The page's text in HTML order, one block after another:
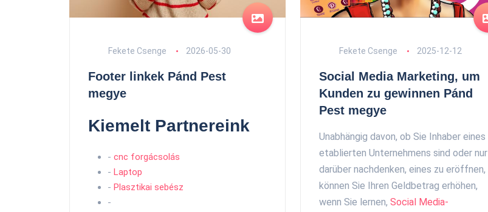
Fekete Csenge 2026-05-30
Footer linkek Pánd Pest
megye
Kiemelt Partnereink
- cnc forgácsolás
- Laptop
- Plasztikai sebész
-
Fekete Csenge 2025-12-12
Social Media Marketing, um
Kunden zu gewinnen Pánd
Pest megye
Unabhängig davon, ob Sie Inhaber eines
etablierten Unternehmens sind oder nur
darüber nachdenken, eines zu eröffnen,
können Sie Ihren Geldbetrag erhöhen,
wenn Sie lernen, Social Media-